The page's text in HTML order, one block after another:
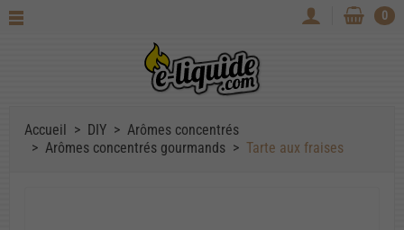
0
Accueil DIY
Arômes concentrés
Arômes concentrés gourmands
Tarte aux fraises